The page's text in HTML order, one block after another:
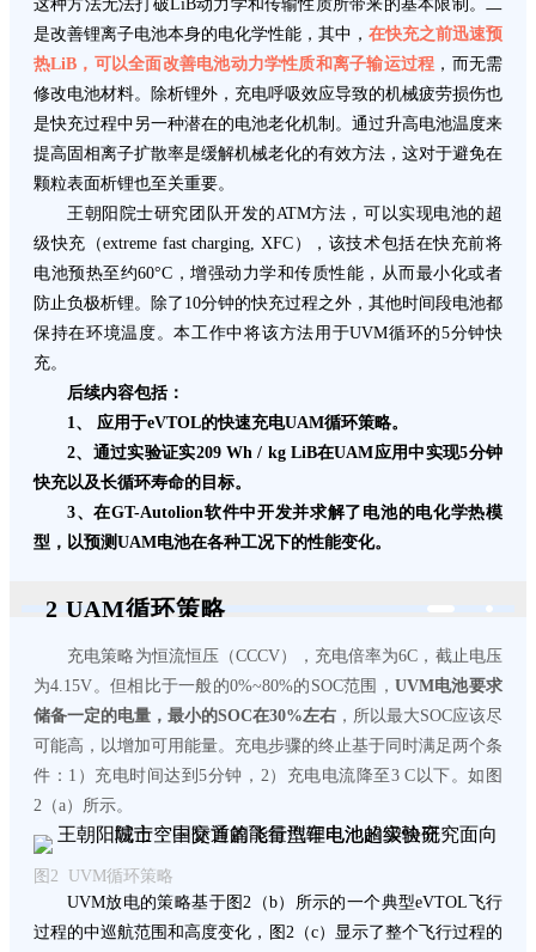
这种方法无法打破LiB动力学和传输性质所带来的基本限制。二
是改善锂离子电池本身的电化学性能，其中， 在快充之前迅速预
热LiB，可以全面改善电池动力学性质和离子输运过程 ，而无需
修改电池材料。除析锂外，充电呼吸效应导致的机械疲劳损伤也
是快充过程中另一种潜在的电池老化机制。通过升高电池温度来
提高固相离子扩散率是缓解机械老化的有效方法，这对于避免在
颗粒表面析锂也至关重要。
王朝阳院士研究团队开发的ATM方法，可以实现电池的超
级快充（extreme fast charging, XFC），该技术包括在快充前将
电池预热至约60°C，增强动力学和传质性能，从而最小化或者
防止负极析锂。除了10分钟的快充过程之外，其他时间段电池都
保持在环境温度。本工作中将该方法用于UVM循环的5分钟快
充。
后续内容包括：
1、 应用于eVTOL的快速充电UAM循环策略。
2、通过实验证实209 Wh / kg LiB在UAM应用中实现5分钟
快充以及长循环寿命的目标。
3、在GT-Autolion软件中开发并求解了电池的电化学热模
型，以预测UAM电池在各种工况下的性能变化。
2 UAM循环策略
充电策略为恒流恒压（CCCV），充电倍率为6C，截止电压
为4.15V。但相比于一般的0%~80%的SOC范围， UVM电池要求
储备一定的电量，最小的SOC在30%左右 ，所以最大SOC应该尽
可能高，以增加可用能量。充电步骤的终止基于同时满足两个条
件：1）充电时间达到5分钟，2）充电电流降至3 C以下。如图
2（a）所示。
图2 UVM循环策略
UVM放电的策略基于图2（b）所示的一个典型eVTOL飞行
过程的中巡航范围和高度变化，图2（c）显示了整个飞行过程的